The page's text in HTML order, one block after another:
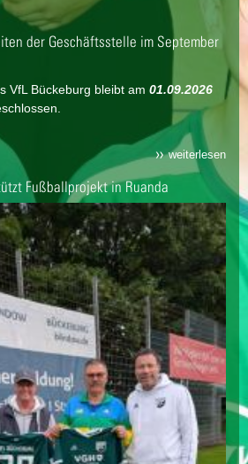
der Geschäftsstelle im September
VfL Bückeburg bleibt am 01.09.2026
weiterlesen
Fußballprojekt in Ruanda